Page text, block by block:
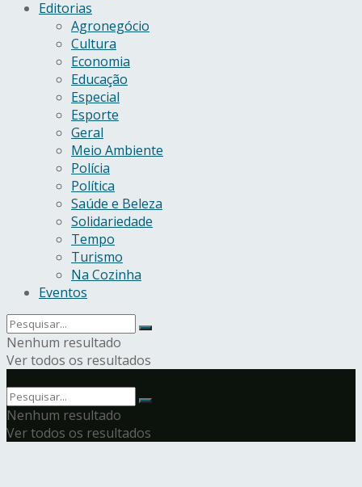
Editorias
Agronegócio
Cultura
Economia
Educação
Especial
Esporte
Geral
Meio Ambiente
Polícia
Política
Saúde e Beleza
Solidariedade
Tempo
Turismo
Na Cozinha
Eventos
Nenhum resultado
Ver todos os resultados
Nenhum resultado
Ver todos os resultados